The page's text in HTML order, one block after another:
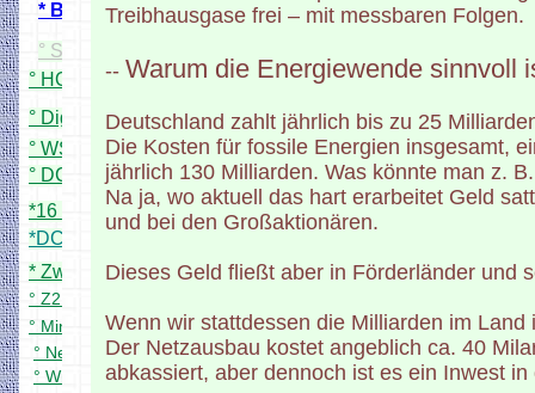
* Bahnschrankendecoder
° Simpel DCC Booster
° HO Signale mit WS2811
° Digital PWM Trafo (Rocrail)
° WS2811 24X Adapterplatine
° DCC 8 fach Servodecoder
*16 fach Kontaktgleismelder
*DCC 8 fach Schaltdecoder
* Zwei zu eins DCC Filter
° Z21 App für meine Zentrale
° Mini DCC Zentrale
° Neuer DCC Servo Schaltdecoder
° WiFi Handregler bitte Testen
Treibhausgase frei – mit messbaren Folgen.
-- Warum die Energiewende sinnvoll
Deutschland zahlt jährlich bis zu 25
Die Kosten für fossile Energien insgesamt,
jährlich 130 Milliarden. Was könnte man z.
Na ja, wo aktuell das hart erarbeitet Geld
und bei den Großaktionären.
Dieses Geld fließt aber in Förderländer und
Wenn wir stattdessen die Milliarden im
Der Netzausbau kostet angeblich ca. 40
abkassiert, aber dennoch ist es ein Inwest in